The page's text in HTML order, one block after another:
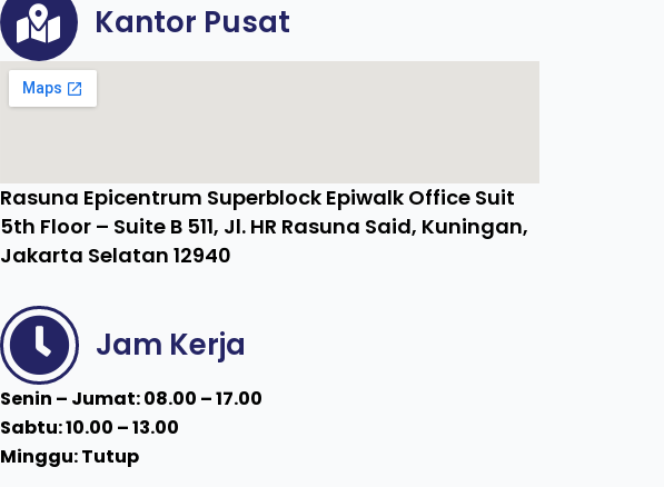
Kantor Pusat
Rasuna Epicentrum Superblock Epiwalk Office Suit
5th Floor – Suite B 511, Jl. HR Rasuna Said, Kuningan,
Jakarta Selatan 12940
Jam Kerja
Senin – Jumat: 08.00 – 17.00
Sabtu: 10.00 – 13.00
Minggu: Tutup